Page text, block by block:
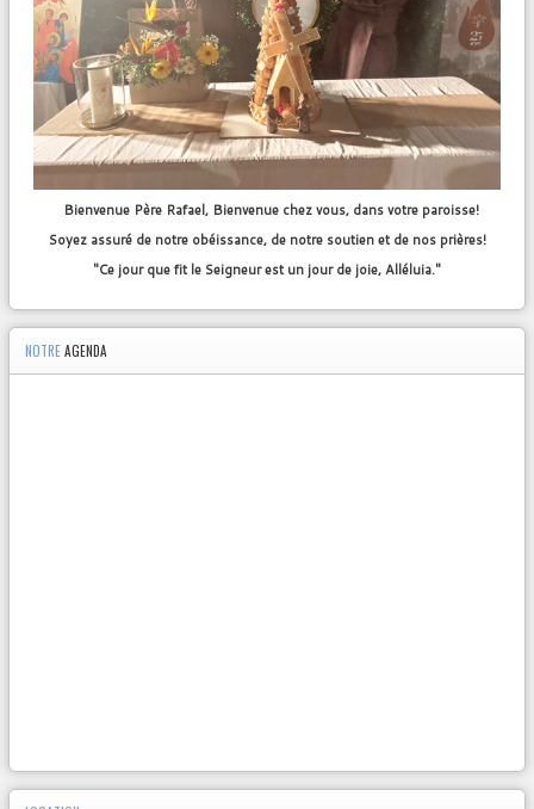
Bienvenue Père Rafael, Bienvenue chez vous, dans votre paroisse!
Soyez assuré de notre obéissance, de notre soutien et de nos prières!
"Ce jour que fit le Seigneur est un jour de joie, Alléluia."
NOTREAGENDA